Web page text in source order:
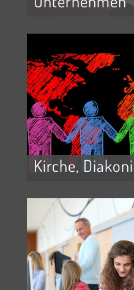
Kirche,